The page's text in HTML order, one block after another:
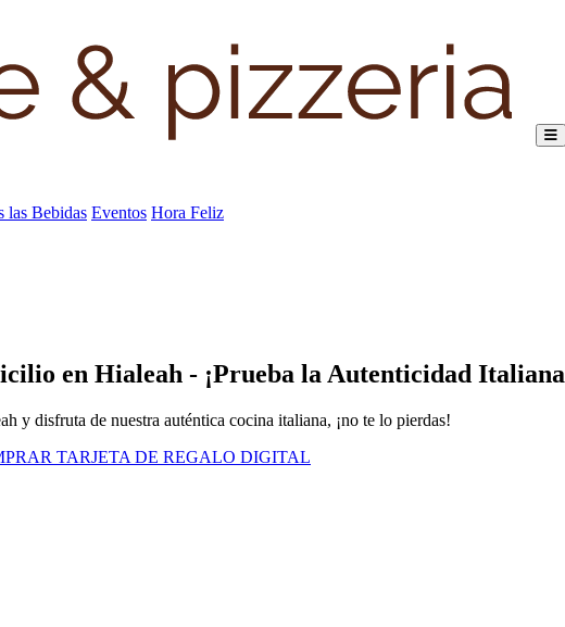
las Bebidas Eventos Hora Feliz
en Hialeah - ¡Prueba la Autenticidad
y disfruta de nuestra auténtica cocina italiana, ¡no te lo pierdas!
TARJETA DE REGALO DIGITAL